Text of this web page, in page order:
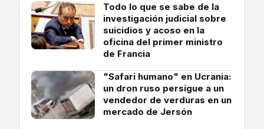
Todo lo que se sabe de la
investigación judicial sobre
suicidios y acoso en la
oficina del primer ministro
de Francia
"Safari humano" en Ucrania:
un dron ruso persigue a un
vendedor de verduras en un
mercado de Jersón